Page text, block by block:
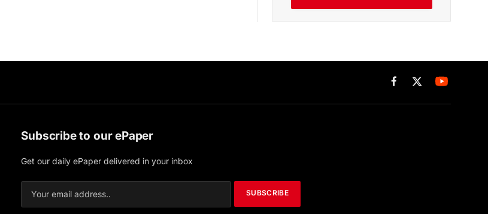
Facebook
X
Subscribe to our ePaper
Get our daily ePaper delivered in your inbox
SUBSCRIBE